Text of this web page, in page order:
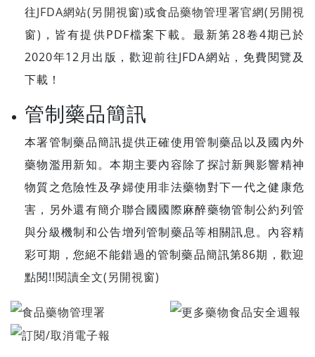
往JFDA網站(另開視窗)或食品藥物管理署官網(另開視
窗) ，皆有提供PDF檔案下載。最新第28卷4期已於
2020年12月出版，歡迎前往JFDA網站，免費閱覽及
下載！
管制藥品簡訊
本署管制藥品簡訊提供正確使用管制藥品以及國內外
藥物濫用新知。本期主要內容除了探討新興影響精神
物質之危險性及孕婦使用非法藥物對下一代之健康危
害，另外還有簡介聯合國國際麻醉藥物管制公約列管
與分級機制和公告增列管制藥品等相關訊息。內容精
彩可期，您絕不能錯過的管制藥品簡訊第86期，歡迎
點閱!!閱讀全文(另開視窗)